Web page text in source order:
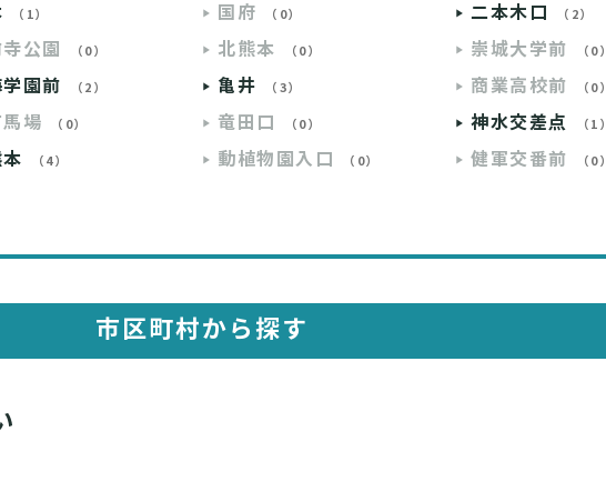
（1） 国府 （0） 二本木口 （2）
公園 （0） 北熊本 （0） 崇城大学前 （0）
園前 （2） 亀井 （3） 商業高校前 （0）
場 （0） 竜田口 （0） 神水交差点 （1）
（4） 動植物園入口 （0） 健軍交番前 （0）
市区町村から探す